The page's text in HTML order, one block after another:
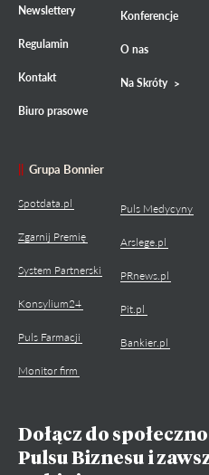
Newslettery
Regulamin
Kontakt
Biuro prasowe
Konferencje
O nas
Na Skróty
Grupa Bonnier
Spotdata.pl
Zgarnij Premię
System Partnerski
Konsylium24
Puls Farmacji
Monitor firm
Puls Medycyny
Arslege.pl
PRnews.pl
Pit.pl
Bankier.pl
Dołącz do
Pulsu Biznesu i